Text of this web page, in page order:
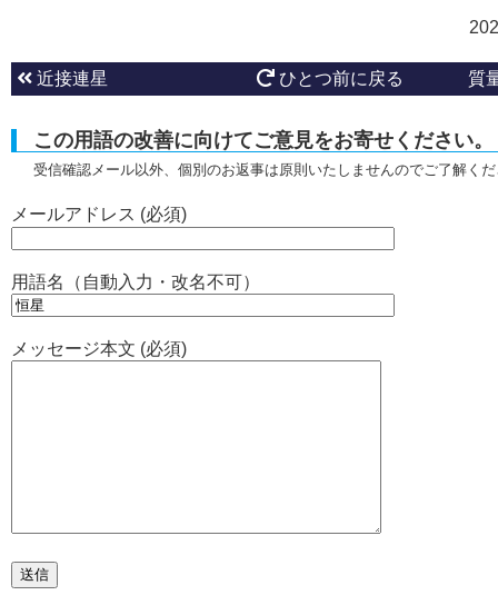
近接連星 ひとつ前に戻る 質
この用語の改善に向けてご意見をお寄せください。
受信確認メール以外、個別のお返事は原則いたしませんのでご了解く
メールアドレス (必須)
用語名（自動入力・改名不可）
メッセージ本文 (必須)